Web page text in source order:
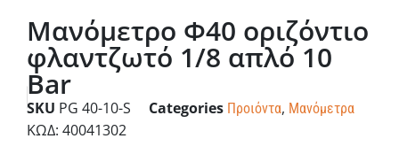
Μανόμετρο Φ40 οριζόντιο
φλαντζωτό 1/8 απλό 10
Bar
SKU PG 40-10-S Categories Προιόντα, Μανόμετρα
ΚΩΔ: 40041302